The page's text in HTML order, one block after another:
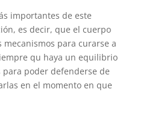
importantes de este
es decir, que el cuerpo
mecanismos para curarse a
qu haya un equilibrio
poder defenderse de
en el momento en que